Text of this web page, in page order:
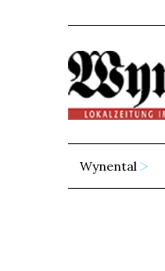
Wynental